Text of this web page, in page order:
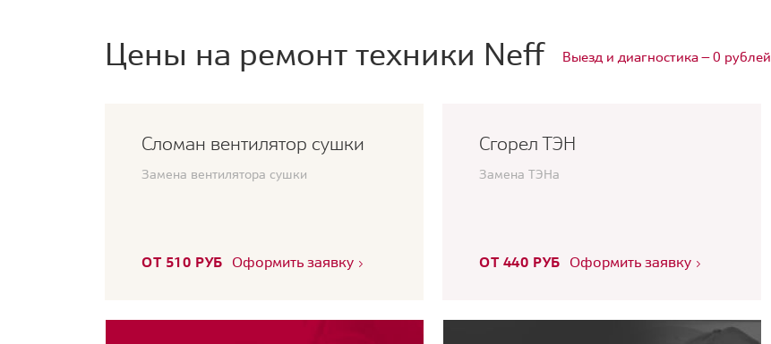
Цены на ремонт техники Neff Выезд и диагностика — 0 рублей
Сломан вентилятор сушки
Замена вентилятора сушки
ОТ 510 РУБ Оформить заявку
Сгорел ТЭН
Замена ТЭНа
ОТ 440 РУБ Оформить заявку